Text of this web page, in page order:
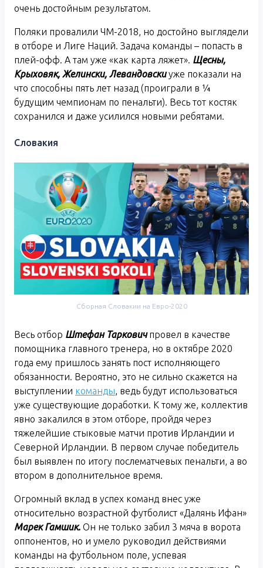
очень достойным результатом.
Поляки провалили ЧМ-2018, но достойно выглядели
в отборе и Лиге Наций. Задача команды – попасть в
плей-офф. А там уже «как карта ляжет». Щесны,
Крыховяк, Желински, Левандовскиуже показали на
что способны пять лет назад (проиграли в ¼
будущим чемпионам по пенальти). Весь тот костяк
сохранился и даже усилился новыми ребятами.
Словакия
Сборная Словакии на Евро-2020
Весь отбор Штефан Тарковичпровел в качестве
помощника главного тренера, но в октябре 2020
года ему пришлось занять пост исполняющего
обязанности. Вероятно, это не сильно скажется на
выступлении команды, ведь будут использоваться
уже существующие доработки. К тому же, коллектив
явно закалился в этом отборе, пройдя через
тяжелейшие стыковые матчи против Ирландии и
Северной Ирландии. В первом случае победитель
был выявлен по итогу послематчевых пенальти, а во
втором в дополнительное время.
Огромный вклад в успех команд внес уже
относительно возрастной футболист «Далянь Ифан»
Марек Гамшик. Он не только забил 3 мяча в ворота
оппонентов, но и умело руководил действиями
команды на футбольном поле, успевая